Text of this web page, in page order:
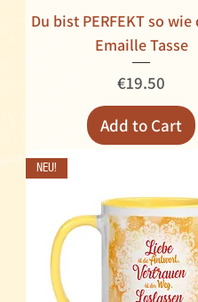
Du bist PERFEKT so
Emaille Tasse
Price
€19.50
Add to Cart
NEU!